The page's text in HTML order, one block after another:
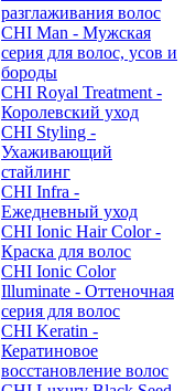
разглаживания волос
CHI Man - Мужская
серия для волос, усов и
бороды
CHI Royal Treatment -
Королевский уход
CHI Styling -
Ухаживающий
стайлинг
CHI Infra -
Ежедневный уход
CHI Ionic Hair Color -
Краска для волос
CHI Ionic Color
Illuminate - Оттеночная
серия для волос
CHI Keratin -
Кератиновое
восстановление волос